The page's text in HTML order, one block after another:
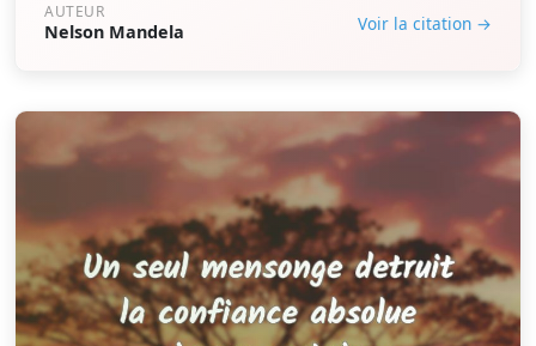
AUTEUR
Nelson Mandela Voir la citation →